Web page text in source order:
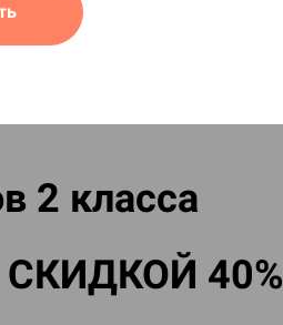
2 класса
40%